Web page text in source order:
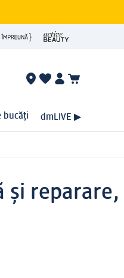
bucăți dmLIVE ▶
și reparare,